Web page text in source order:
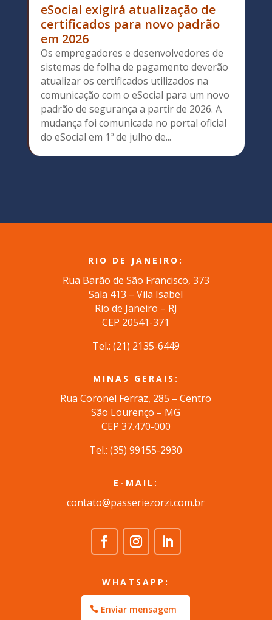
eSocial exigirá atualização de
certificados para novo padrão
em 2026
Os empregadores e desenvolvedores de
sistemas de folha de pagamento deverão
atualizar os certificados utilizados na
comunicação com o eSocial para um novo
padrão de segurança a partir de 2026. A
mudança foi comunicada no portal oficial
do eSocial em 1º de julho de...
RIO DE JANEIRO:
Rua Barão de São Francisco, 373
Sala 413 – Vila Isabel
Rio de Janeiro – RJ
CEP 20541-371
Tel.: (21) 2135-6449
MINAS GERAIS:
Rua Coronel Ferraz, 285 – Centro
São Lourenço – MG
CEP 37.470-000
Tel.: (35) 99155-2930
E-MAIL:
contato@passeriezorzi.com.br
WHATSAPP:
Enviar mensagem